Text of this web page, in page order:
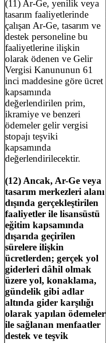
(11) Ar-Ge, yenilik veya
tasarım faaliyetlerinde
çalışan Ar-Ge, tasarım ve
destek personeline bu
faaliyetlerine ilişkin
olarak ödenen ve Gelir
Vergisi Kanununun 61
inci maddesine göre ücret
kapsamında
değerlendirilen prim,
ikramiye ve benzeri
ödemeler gelir vergisi
stopajı teşviki
kapsamında
değerlendirilecektir.
(12) Ancak, Ar-Ge veya
tasarım merkezleri alanı
dışında gerçekleştirilen
faaliyetler ile lisansüstü
eğitim kapsamında
dışarıda geçirilen
sürelere ilişkin
ücretlerden; gerçek yol
giderleri dâhil olmak
üzere yol, konaklama,
gündelik gibi adlar
altında gider karşılığı
olarak yapılan ödemeler
ile sağlanan menfaatler
destek ve teşvik